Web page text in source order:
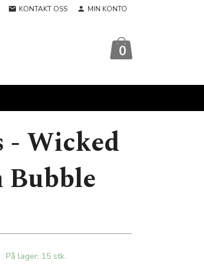
KONTAKT OSS MIN KONTO
0
- Wicked
Bubble
På lager: 15 stk.